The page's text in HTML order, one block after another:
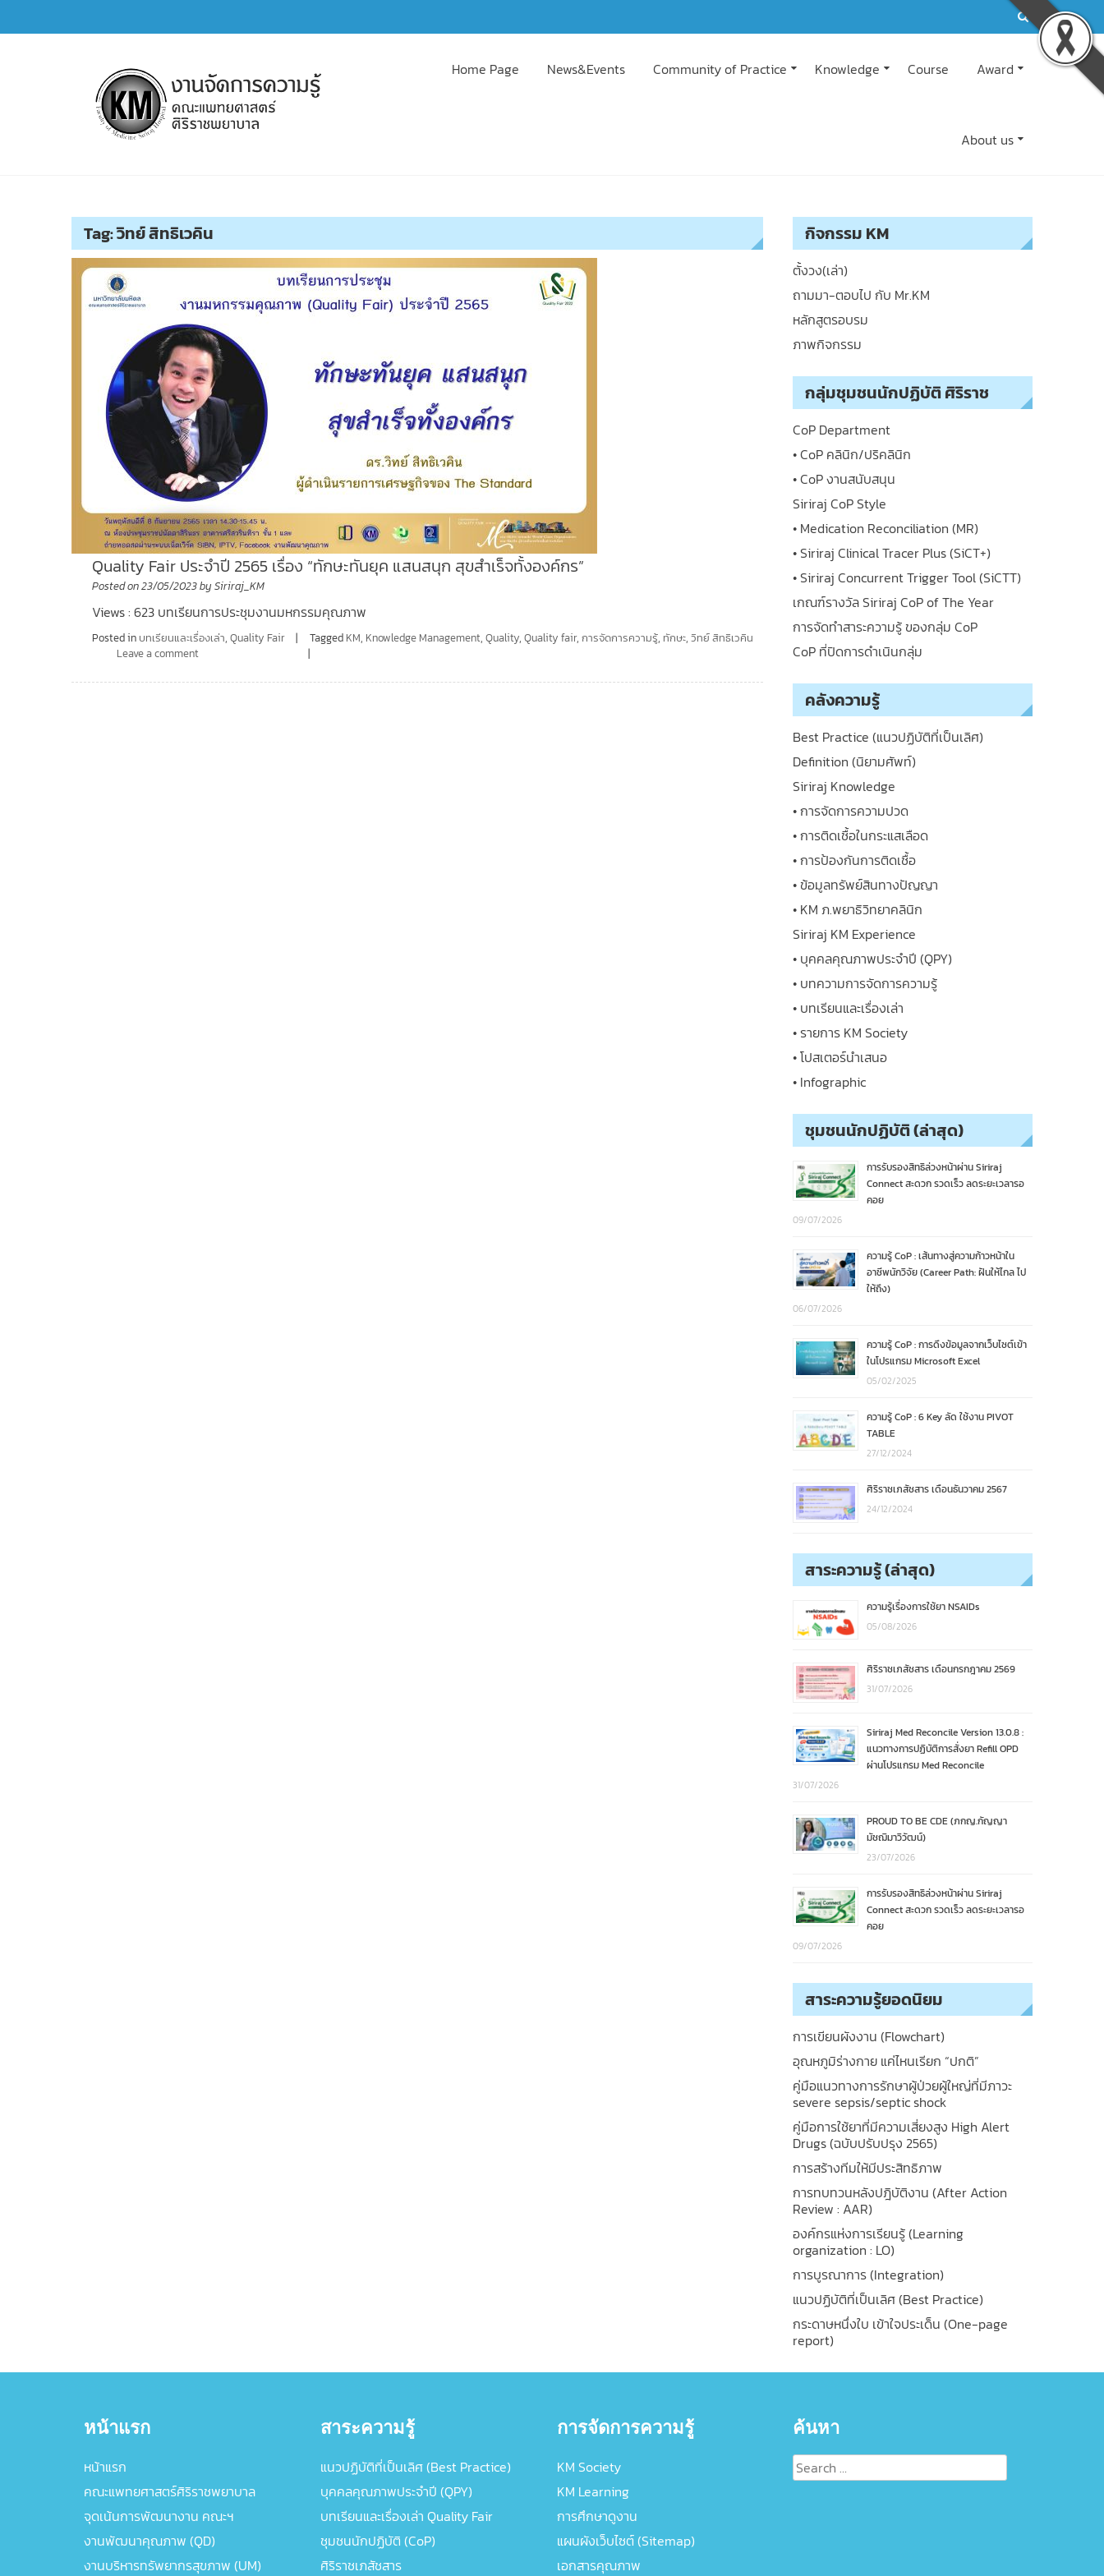
to
Home Page News&Events Community of Practice Knowledge Course Award
About us
Tag:วิทย์ สิทธิเวคิน
Quality Fair ประจำปี 2565 เรื่อง “ทักษะทันยุค แสนสนุก สุขสำเร็จทั้งองค์กร”
Posted on23/05/2023bySiriraj_KM
Views : 623 บทเรียนการประชุมงานมหกรรมคุณภาพ
Posted in บทเรียนและเรื่องเล่า,Quality Fair Tagged KM, Knowledge Management,Quality,Quality fair,การจัดการความรู้, ทักษะ,วิทย์ สิทธิเวคิน
Leave a comment
กิจกรรม KM
ตั้งวง(เล่า)
ถามมา-ตอบไป กับ Mr.KM
หลักสูตรอบรม
ภาพกิจกรรม
กลุ่มชุมชนนักปฏิบัติ ศิริราช
CoP Department
• CoP คลินิก/ปริคลินิก
• CoP งานสนับสนุน
Siriraj CoP Style
• Medication Reconciliation (MR)
• Siriraj Clinical Tracer Plus (SiCT+)
• Siriraj Concurrent Trigger Tool (SiCTT)
เกณฑ์รางวัล Siriraj CoP of The Year
การจัดทำสาระความรู้ ของกลุ่ม CoP
CoP ที่ปิดการดำเนินกลุ่ม
คลังความรู้
Best Practice (แนวปฏิบัติที่เป็นเลิศ)
Definition (นิยามศัพท์)
Siriraj Knowledge
• การจัดการความปวด
• การติดเชื้อในกระแสเลือด
• การป้องกันการติดเชื้อ
• ข้อมูลทรัพย์สินทางปัญญา
• KM ภ.พยาธิวิทยาคลินิก
Siriraj KM Experience
• บุคคลคุณภาพประจำปี (QPY)
• บทความการจัดการความรู้
• บทเรียนและเรื่องเล่า
• รายการ KM Society
• โปสเตอร์นำเสนอ
• Infographic
ชุมชนนักปฏิบัติ (ล่าสุด)
การรับรองสิทธิล่วงหน้าผ่าน Siriraj
Connect สะดวก รวดเร็ว ลดระยะเวลารอ
คอย
09/07/2026
ความรู้ CoP : เส้นทางสู่ความก้าวหน้าใน
อาชีพนักวิจัย (Career Path: ฝันให้ไกล ไป
ให้ถึง)
06/07/2026
ความรู้ CoP : การดึงข้อมูลจากเว็บไซต์เข้า
ในโปรแกรม Microsoft Excel
05/02/2025
ความรู้ CoP : 6 Key ลัด ใช้งาน PIVOT
TABLE
27/12/2024
ศิริราชเภสัชสาร เดือนธันวาคม 2567
24/12/2024
สาระความรู้ (ล่าสุด)
ความรู้เรื่องการใช้ยา NSAIDs
05/08/2026
ศิริราชเภสัชสาร เดือนกรกฎาคม 2569
31/07/2026
Siriraj Med Reconcile Version 13.0.8 :
แนวทางการปฏิบัติการสั่งยา Refill OPD
ผ่านโปรแกรม Med Reconcile
31/07/2026
PROUD TO BE CDE (ภกญ.กัญญา
มัชฌิมาวิวัฒน์)
23/07/2026
การรับรองสิทธิล่วงหน้าผ่าน Siriraj
Connect สะดวก รวดเร็ว ลดระยะเวลารอ
คอย
09/07/2026
สาระความรู้ยอดนิยม
การเขียนผังงาน (Flowchart)
อุณหภูมิร่างกาย แค่ไหนเรียก “ปกติ”
คู่มือแนวทางการรักษาผู้ป่วยผู้ใหญ่ที่มีภาวะ
severe sepsis/septic shock
คู่มือการใช้ยาที่มีความเสี่ยงสูง High Alert
Drugs (ฉบับปรับปรุง 2565)
การสร้างทีมให้มีประสิทธิภาพ
การทบทวนหลังปฎิบัติงาน (After Action
Review : AAR)
องค์กรแห่งการเรียนรู้ (Learning
organization : LO)
การบูรณาการ (Integration)
แนวปฏิบัติที่เป็นเลิศ (Best Practice)
กระดาษหนึ่งใบ เข้าใจประเด็น (One-page
report)
หน้าแรก
หน้าแรก
คณะแพทยศาสตร์ศิริราชพยาบาล
จุดเน้นการพัฒนางาน คณะฯ
งานพัฒนาคุณภาพ (QD)
งานบริหารทรัพยากรสุขภาพ (UM)
สาระความรู้
แนวปฏิบัติที่เป็นเลิศ (Best Practice)
บุคคลคุณภาพประจำปี (QPY)
บทเรียนและเรื่องเล่า Quality Fair
ชุมชนนักปฏิบัติ (CoP)
ศิริราชเภสัชสาร
การจัดการความรู้
KM Society
KM Learning
การศึกษาดูงาน
แผนผังเว็บไซต์ (Sitemap)
เอกสารคุณภาพ
ค้นหา
Search
for: